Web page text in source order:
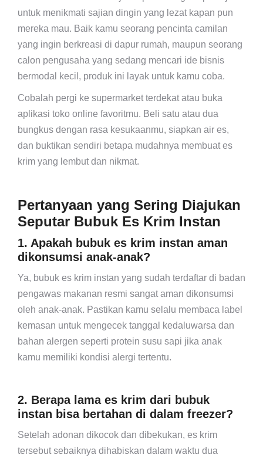
untuk menikmati sajian dingin yang lezat kapan pun
mereka mau. Baik kamu seorang pencinta camilan
yang ingin berkreasi di dapur rumah, maupun seorang
calon pengusaha yang sedang mencari ide bisnis
bermodal kecil, produk ini layak untuk kamu coba.
Cobalah pergi ke supermarket terdekat atau buka
aplikasi toko online favoritmu. Beli satu atau dua
bungkus dengan rasa kesukaanmu, siapkan air es,
dan buktikan sendiri betapa mudahnya membuat es
krim yang lembut dan nikmat.
Pertanyaan yang Sering Diajukan
Seputar Bubuk Es Krim Instan
1. Apakah bubuk es krim instan aman
dikonsumsi anak-anak?
Ya, bubuk es krim instan yang sudah terdaftar di badan
pengawas makanan resmi sangat aman dikonsumsi
oleh anak-anak. Pastikan kamu selalu membaca label
kemasan untuk mengecek tanggal kedaluwarsa dan
bahan alergen seperti protein susu sapi jika anak
kamu memiliki kondisi alergi tertentu.
2. Berapa lama es krim dari bubuk
instan bisa bertahan di dalam freezer?
Setelah adonan dikocok dan dibekukan, es krim
tersebut sebaiknya dihabiskan dalam waktu dua